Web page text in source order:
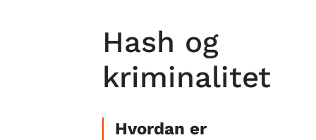
Hash og
kriminalitet
Hvordan er